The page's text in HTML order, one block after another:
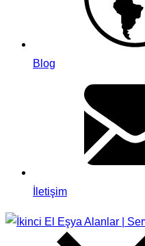
Blog
İletişim